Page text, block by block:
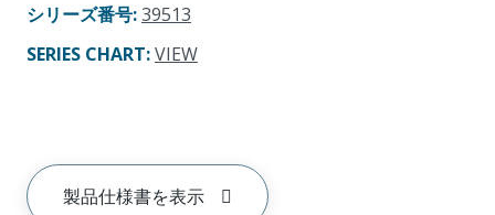
シリーズ番号:39513
SERIES CHART:VIEW
製品仕様書を表示